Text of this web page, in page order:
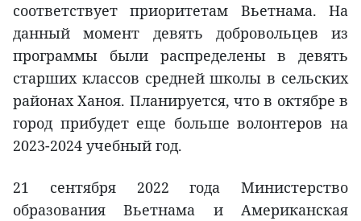
соответствует приоритетам Вьетнама. На
данный момент девять добровольцев из
программы были распределены в девять
старших классов средней школы в сельских
районах Ханоя. Планируется, что в октябре в
город прибудет еще больше волонтеров на
2023-2024 учебный год.
21 сентября 2022 года Министерство
образования Вьетнама и Американская